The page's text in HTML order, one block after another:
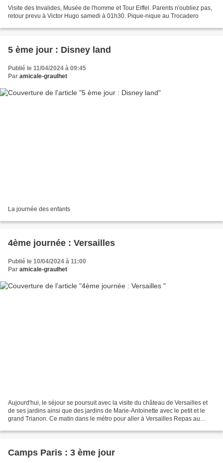
Visite des Invalides, Musée de l'homme et Tour Eiffel. Parents n'oubliez pas,
retour prevu à Victor Hugo samedi à 01h30. Pique-nique au Trocadero
5 ème jour : Disney land
Publié le 11/04/2024 à 09:45
Par amicale-graulhet
La journée des enfants
4ème journée : Versailles
Publié le 10/04/2024 à 11:00
Par amicale-graulhet
Aujourd'hui, le séjour se poursuit avec la visite du château de Versailles et
de ses jardins ainsi que des jardins de Marie-Antoinette avec le petit et le
grand Trianon. Ce matin dans le métro pour aller à Versailles Repas au
Camps Paris : 3 ème jour